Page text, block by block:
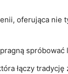
oferująca​
łączy